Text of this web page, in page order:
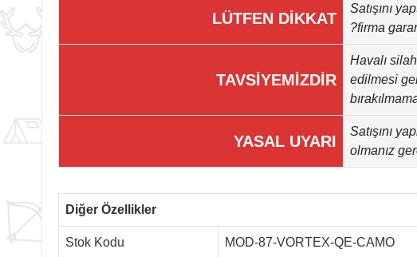
LÜTFEN DİKKAT
Satışını
?firma
TAVSİYEMİZDİR
Havalı
edilmesi
YASAL UYARI
Satışını
olmanız
Diğer Özellikler
Stok Kodu MOD-87-VORTEX-QE-CAMO